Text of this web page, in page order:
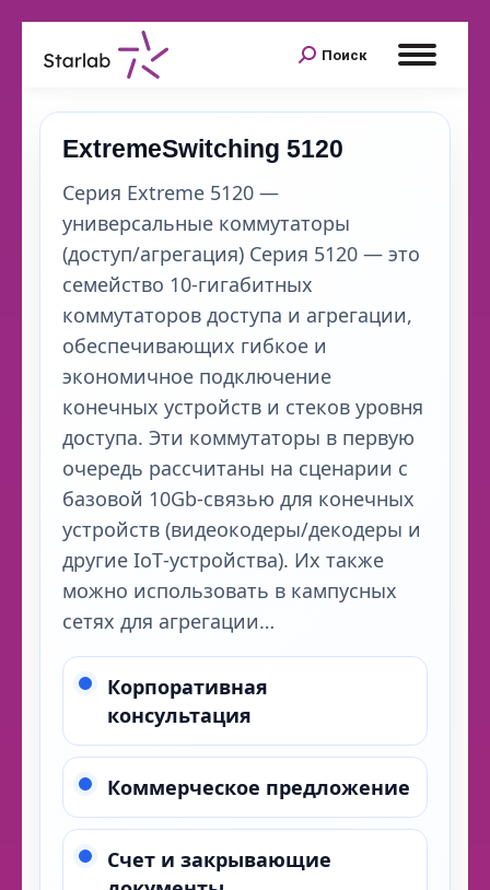
Поиск
ExtremeSwitching 5120
Серия Extreme 5120 —
универсальные коммутаторы
(доступ/агрегация) Серия 5120 — это
семейство 10‑гигабитных
коммутаторов доступа и агрегации,
обеспечивающих гибкое и
экономичное подключение
конечных устройств и стеков уровня
доступа. Эти коммутаторы в первую
очередь рассчитаны на сценарии с
базовой 10Gb‑связью для конечных
устройств (видеокодеры/декодеры и
другие IoT‑устройства). Их также
можно использовать в кампусных
сетях для агрегации…
Корпоративная
консультация
Коммерческое предложение
Счет и закрывающие